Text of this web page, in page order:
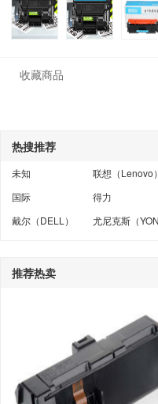
收藏商品
热搜推荐
未知
联想（Lenovo）
国际
得力
戴尔（DELL）
推荐热卖